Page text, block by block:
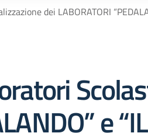
dei LABORATORI
e “IL